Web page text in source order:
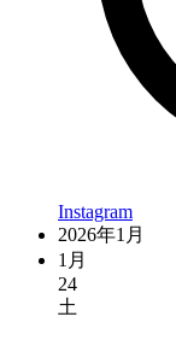
Instagram
2026年1月
1月
24
土